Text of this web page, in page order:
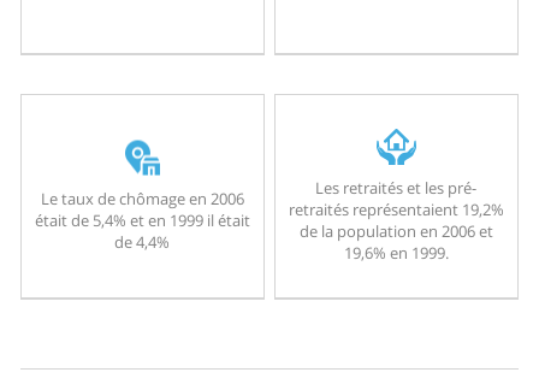
Le taux de chômage en 2006
était de 5,4% et en 1999 il était
de 4,4%
Les retraités et les pré-
retraités représentaient 19,2%
de la population en 2006 et
19,6% en 1999.